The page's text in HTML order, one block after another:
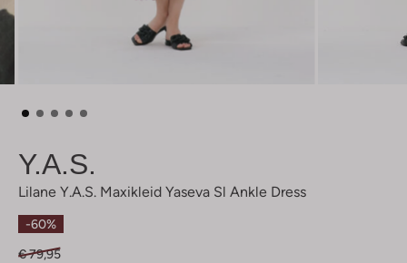
Y.a.s.
Lilane Y.a.s. Maxikleid Yaseva Sl Ankle Dress
-60%
€ 79,95